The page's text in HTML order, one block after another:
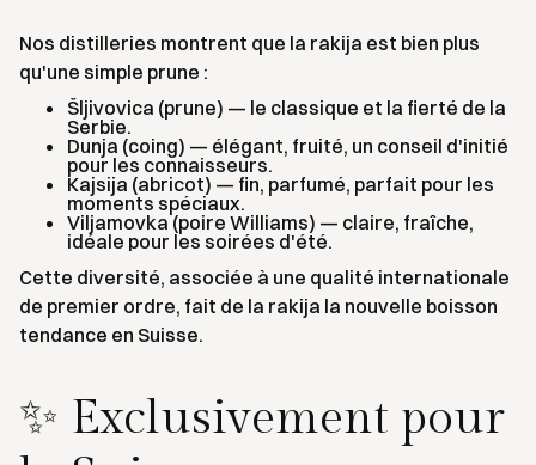
Nos distilleries montrent que la rakija est bien plus
qu'une simple prune :
Šljivovica (prune) — le classique et la fierté de la
Serbie.
Dunja (coing) — élégant, fruité, un conseil d'initié
pour les connaisseurs.
Kajsija (abricot) — fin, parfumé, parfait pour les
moments spéciaux.
Viljamovka (poire Williams) — claire, fraîche,
idéale pour les soirées d'été.
Cette diversité, associée à une qualité internationale
de premier ordre, fait de la rakija la nouvelle boisson
tendance en Suisse.
✨ Exclusivement pour